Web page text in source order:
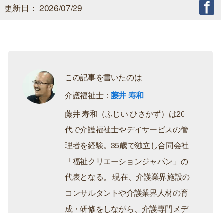
更新日： 2026/07/29
この記事を書いたのは
介護福祉士： 藤井 寿和
藤井 寿和（ふじい ひさかず）は20
代で介護福祉士やデイサービスの管
理者を経験。35歳で独立し合同会社
「福祉クリエーションジャパン」の
代表となる。 現在、介護業界施設の
コンサルタントや介護業界人材の育
成・研修をしながら、介護専門メデ